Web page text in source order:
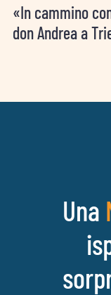
«In cammino
don Andrea a
Una